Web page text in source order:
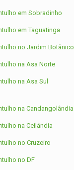
em Sobradinho
em Taguatinga
no Jardim Botânico
na Asa Norte
na Asa Sul
na Candangolândia
na Ceilândia
no Cruzeiro
no DF